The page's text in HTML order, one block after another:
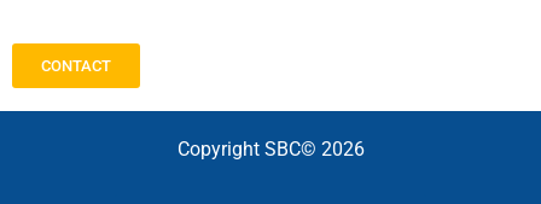
CONTACT
Copyright SBC© 2026